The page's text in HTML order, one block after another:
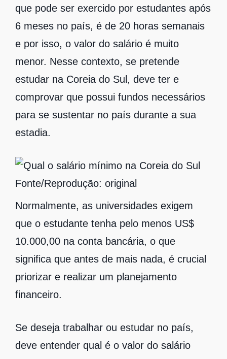
que pode ser exercido por estudantes após
6 meses no país, é de 20 horas semanais
e por isso, o valor do salário é muito
menor. Nesse contexto, se pretende
estudar na Coreia do Sul, deve ter e
comprovar que possui fundos necessários
para se sustentar no país durante a sua
estadia.
Fonte/Reprodução: original
Normalmente, as universidades exigem
que o estudante tenha pelo menos US$
10.000,00 na conta bancária, o que
significa que antes de mais nada, é crucial
priorizar e realizar um planejamento
financeiro.
Se deseja trabalhar ou estudar no país,
deve entender qual é o valor do salário